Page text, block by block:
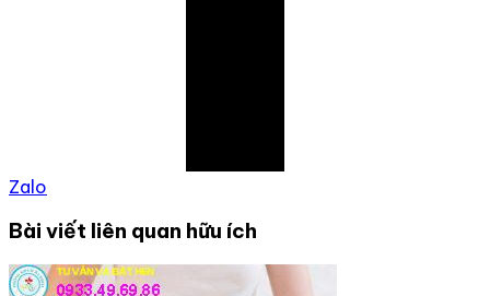
Zalo
Bài viết liên quan hữu ích